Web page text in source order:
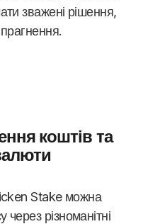
зважені рішення,
коштів та
Stake можна
різноманітні